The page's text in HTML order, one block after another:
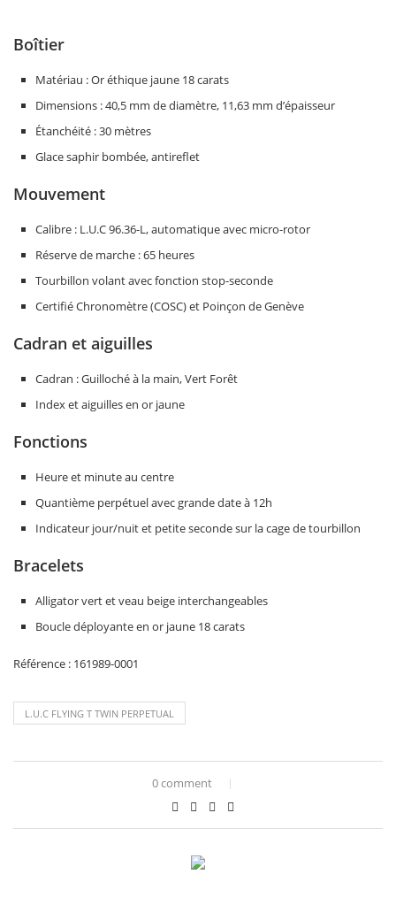
Boîtier
Matériau : Or éthique jaune 18 carats
Dimensions : 40,5 mm de diamètre, 11,63 mm d’épaisseur
Étanchéité : 30 mètres
Glace saphir bombée, antireflet
Mouvement
Calibre : L.U.C 96.36-L, automatique avec micro-rotor
Réserve de marche : 65 heures
Tourbillon volant avec fonction stop-seconde
Certifié Chronomètre (COSC) et Poinçon de Genève
Cadran et aiguilles
Cadran : Guilloché à la main, Vert Forêt
Index et aiguilles en or jaune
Fonctions
Heure et minute au centre
Quantième perpétuel avec grande date à 12h
Indicateur jour/nuit et petite seconde sur la cage de tourbillon
Bracelets
Alligator vert et veau beige interchangeables
Boucle déployante en or jaune 18 carats
Référence : 161989-0001
L.U.C FLYING T TWIN PERPETUAL
0 comment